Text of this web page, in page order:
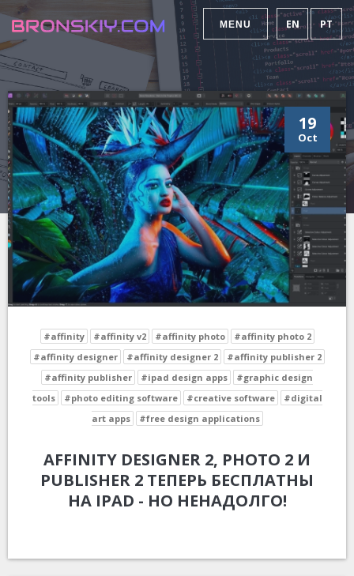
MENU EN PT
19
Oct
#affinity #affinity v2 #affinity photo
#affinity photo 2
#affinity designer
#affinity designer 2
#affinity publisher 2
#affinity publisher
#ipad design apps
#graphic design
tools
#photo editing software #creative software
#digital
art apps
#free design applications
AFFINITY DESIGNER 2, PHOTO 2 И
PUBLISHER 2 ТЕПЕРЬ БЕСПЛАТНЫ
НА IPAD - НО НЕНАДОЛГО!